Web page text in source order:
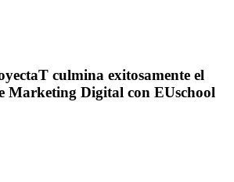
culmina exitosamente el
Marketing Digital con EUschool